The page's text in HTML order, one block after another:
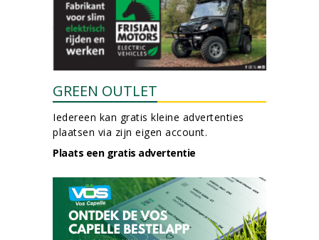
GREEN OUTLET
Iedereen kan gratis kleine advertenties
plaatsen via zijn eigen account.
Plaats een gratis advertentie